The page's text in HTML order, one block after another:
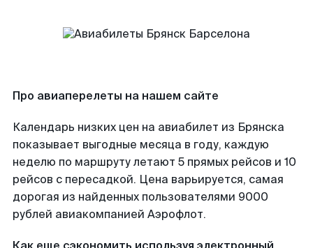
Про авиаперелеты на нашем сайте
Календарь низких цен на авиабилет из Брянска
показывает выгодные месяца в году, каждую
неделю по маршруту летают 5 прямых рейсов и 10
рейсов с пересадкой. Цена варьируется, самая
дорогая из найденных пользователями 9000
рублей авиакомпанией Аэрофлот.